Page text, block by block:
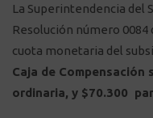
La Superintendencia del
Resolución número 0084
cuota monetaria del
Caja de Compensación
ordinaria, y $70.300